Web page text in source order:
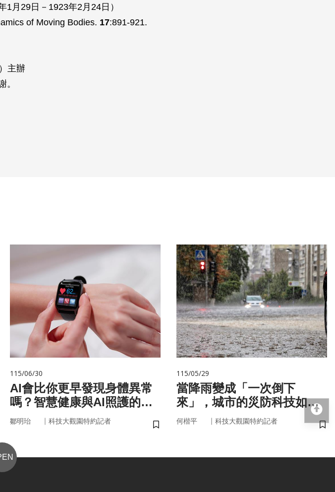
月29日－1923年2月24日）
of Moving Bodies. 17:891-921.
主辦
。
書籤
115/06/30
AI會比你更早發現身體異常
嗎？智慧健康與AI照護的未
來
鄒明珆 ｜ 科技大觀園特約記者
儲存書籤
115/05/29
當降雨變成「一次倒下
來」，城市的災防科技如何
即時應變？
何楷平 ｜ 科技大觀園特約記者
儲